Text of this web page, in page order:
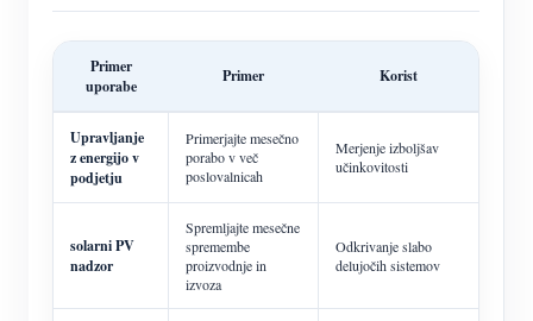
Primer
uporabe
Primer Korist
Upravljanje
z energijo v
podjetju
Primerjajte mesečno
porabo v več
poslovalnicah
Merjenje izboljšav
učinkovitosti
solarni PV
nadzor
Spremljajte mesečne
spremembe
proizvodnje in
izvoza
Odkrivanje slabo
delujočih sistemov